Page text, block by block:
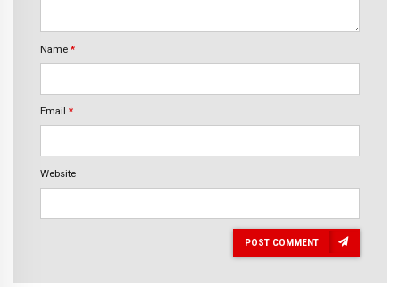
Name *
Email *
Website
POST COMMENT